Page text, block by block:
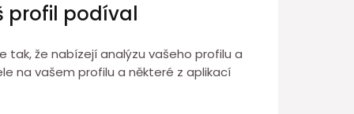
profil podíval
tak, že nabízejí analýzu vašeho profilu a
na vašem profilu a některé z aplikací